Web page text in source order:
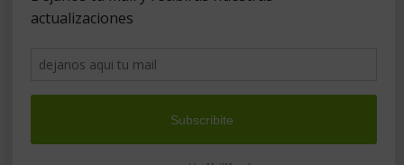
Copyright © 2026. Created by